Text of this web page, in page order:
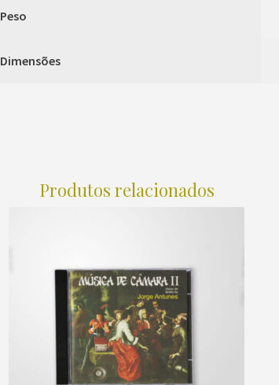
Peso
Dimensões
Produtos relacionados